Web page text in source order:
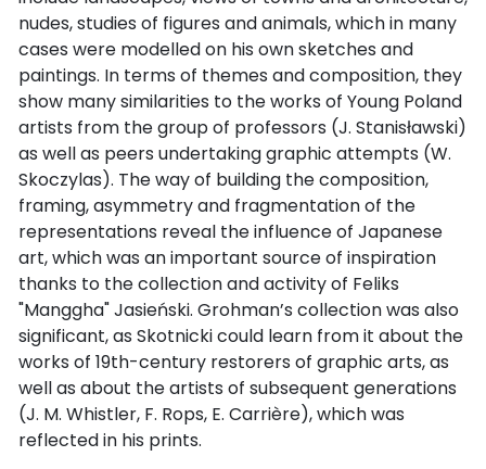
nudes, studies of figures and animals, which in many
cases were modelled on his own sketches and
paintings. In terms of themes and composition, they
show many similarities to the works of Young Poland
artists from the group of professors (J. Stanisławski)
as well as peers undertaking graphic attempts (W.
Skoczylas). The way of building the composition,
framing, asymmetry and fragmentation of the
representations reveal the influence of Japanese
art, which was an important source of inspiration
thanks to the collection and activity of Feliks
"Manggha" Jasieński. Grohman’s collection was also
significant, as Skotnicki could learn from it about the
works of 19th-century restorers of graphic arts, as
well as about the artists of subsequent generations
(J. M. Whistler, F. Rops, E. Carrière), which was
reflected in his prints.